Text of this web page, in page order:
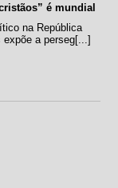
é mundial
na República
a perseg[...]